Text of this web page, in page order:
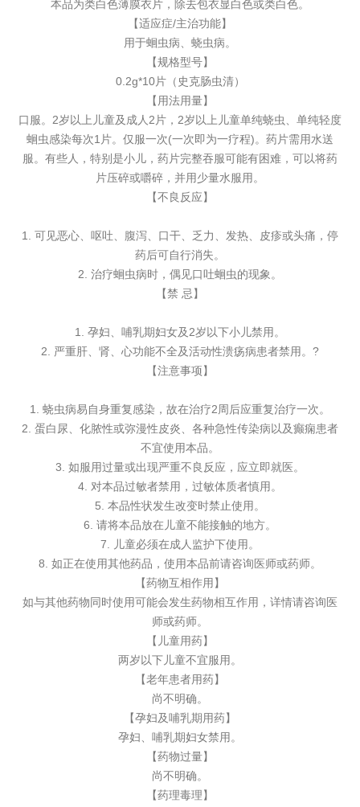
本品为类白色薄膜衣片，除去包衣显白色或类白色。
【适应症/主治功能】
用于蛔虫病、蛲虫病。
【规格型号】
0.2g*10片（史克肠虫清）
【用法用量】
口服。2岁以上儿童及成人2片，2岁以上儿童单纯蛲虫、单纯轻度
蛔虫感染每次1片。仅服一次(一次即为一疗程)。药片需用水送
服。有些人，特别是小儿，药片完整吞服可能有困难，可以将药
片压碎或嚼碎，并用少量水服用。
【不良反应】
1. 可见恶心、呕吐、腹泻、口干、乏力、发热、皮疹或头痛，停
药后可自行消失。
2. 治疗蛔虫病时，偶见口吐蛔虫的现象。
【禁 忌】
1. 孕妇、哺乳期妇女及2岁以下小儿禁用。
2. 严重肝、肾、心功能不全及活动性溃疡病患者禁用。?
【注意事项】
1. 蛲虫病易自身重复感染，故在治疗2周后应重复治疗一次。
2. 蛋白尿、化脓性或弥漫性皮炎、各种急性传染病以及癫痫患者
不宜使用本品。
3. 如服用过量或出现严重不良反应，应立即就医。
4. 对本品过敏者禁用，过敏体质者慎用。
5. 本品性状发生改变时禁止使用。
6. 请将本品放在儿童不能接触的地方。
7. 儿童必须在成人监护下使用。
8. 如正在使用其他药品，使用本品前请咨询医师或药师。
【药物互相作用】
如与其他药物同时使用可能会发生药物相互作用，详情请咨询医
师或药师。
【儿童用药】
两岁以下儿童不宜服用。
【老年患者用药】
尚不明确。
【孕妇及哺乳期用药】
孕妇、哺乳期妇女禁用。
【药物过量】
尚不明确。
【药理毒理】